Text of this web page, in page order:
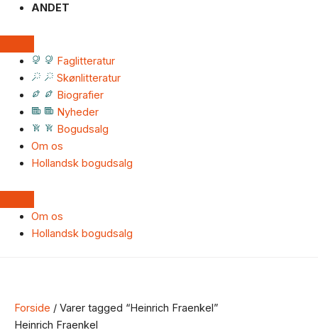
ANDET
Faglitteratur
Skønlitteratur
Biografier
Nyheder
Bogudsalg
Om os
Hollandsk bogudsalg
Om os
Hollandsk bogudsalg
Forside / Varer tagged “Heinrich Fraenkel”
Heinrich Fraenkel